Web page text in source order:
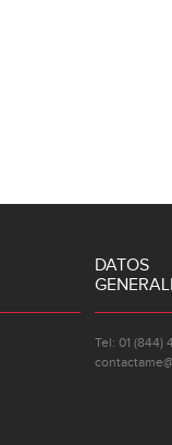
DATOS
Tel: 01 (844)